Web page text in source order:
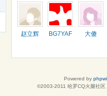
赵立辉 BG7YAF 大傻
Powered by
©2003-2011 哈罗CQ火腿社区